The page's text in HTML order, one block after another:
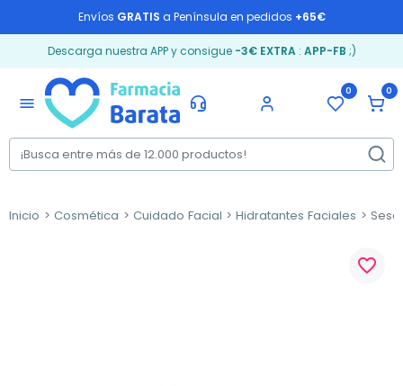
Envíos GRATIS a Península en pedidos +65€
Descarga nuestra APP y consigue -3€ EXTRA: APP-FB ;)
menu
0 0
Inicio Cosmética Cuidado Facial Hidratantes Faciales
favorite_border